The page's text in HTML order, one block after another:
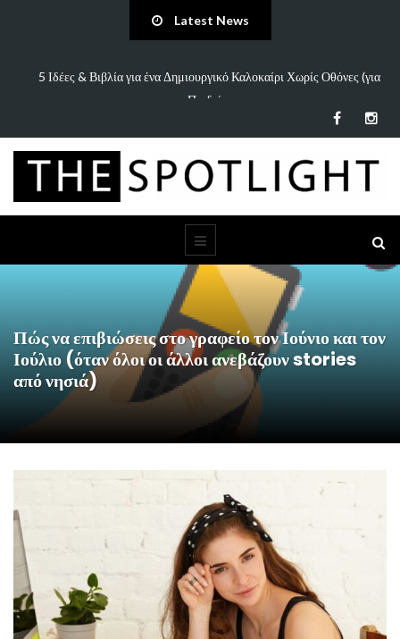
Latest News
5 Ιδέες & Βιβλία για ένα Δημιουργικό Καλοκαίρι Χωρίς Οθόνες (για
Παιδιά…
Πώς να επιβιώσεις στο γραφείο τον Ιούνιο και τον
Ιούλιο (όταν όλοι οι άλλοι ανεβάζουν stories
από νησιά)